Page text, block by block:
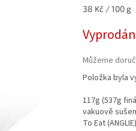
Měrná
38 Kč / 100 g
Můžeme
Položka byla
117g (537g
vakuově
To Eat (ANGLIE)